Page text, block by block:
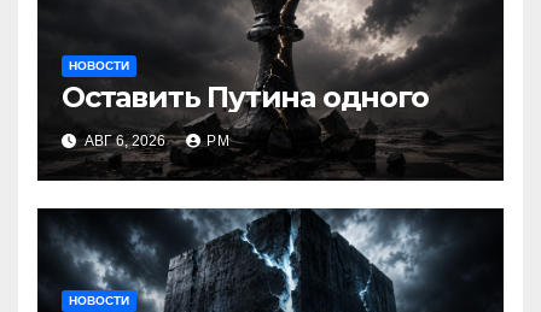
НОВОСТИ
Оставить Путина одного
АВГ 6, 2026 РМ
НОВОСТИ